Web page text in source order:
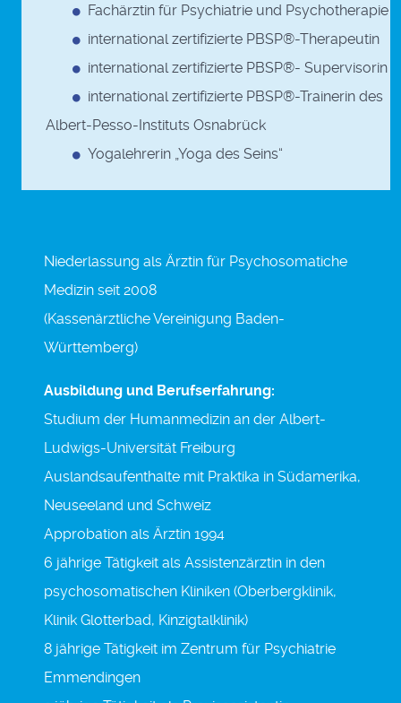
Fachärztin für Psychiatrie und Psychotherapie
international zertifizierte PBSP®-Therapeutin
international zertifizierte PBSP®- Supervisorin
international zertifizierte PBSP®-Trainerin des
Albert-Pesso-Instituts Osnabrück
Yogalehrerin „Yoga des Seins“
Niederlassung als Ärztin für Psychosomatiche
Medizin seit 2008
(Kassenärztliche Vereinigung Baden-
Württemberg)
Ausbildung und Berufserfahrung:
Studium der Humanmedizin an der Albert-
Ludwigs-Universität Freiburg
Auslandsaufenthalte mit Praktika in Südamerika,
Neuseeland und Schweiz
Approbation als Ärztin 1994
6 jährige Tätigkeit als Assistenzärztin in den
psychosomatischen Kliniken (Oberbergklinik,
Klinik Glotterbad, Kinzigtalklinik)
8 jährige Tätigkeit im Zentrum für Psychiatrie
Emmendingen